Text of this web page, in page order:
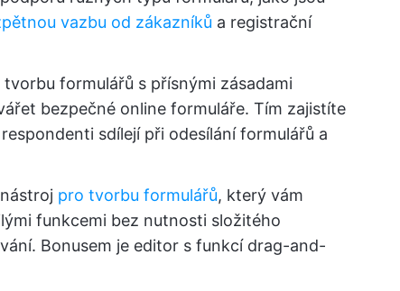
vazbu od zákazníků a registrační
formulářů s přísnými zásadami
bezpečné online formuláře. Tím zajistíte
sdílejí při odesílání formulářů a
pro tvorbu formulářů, který vám
funkcemi bez nutnosti složitého
Bonusem je editor s funkcí drag-and-